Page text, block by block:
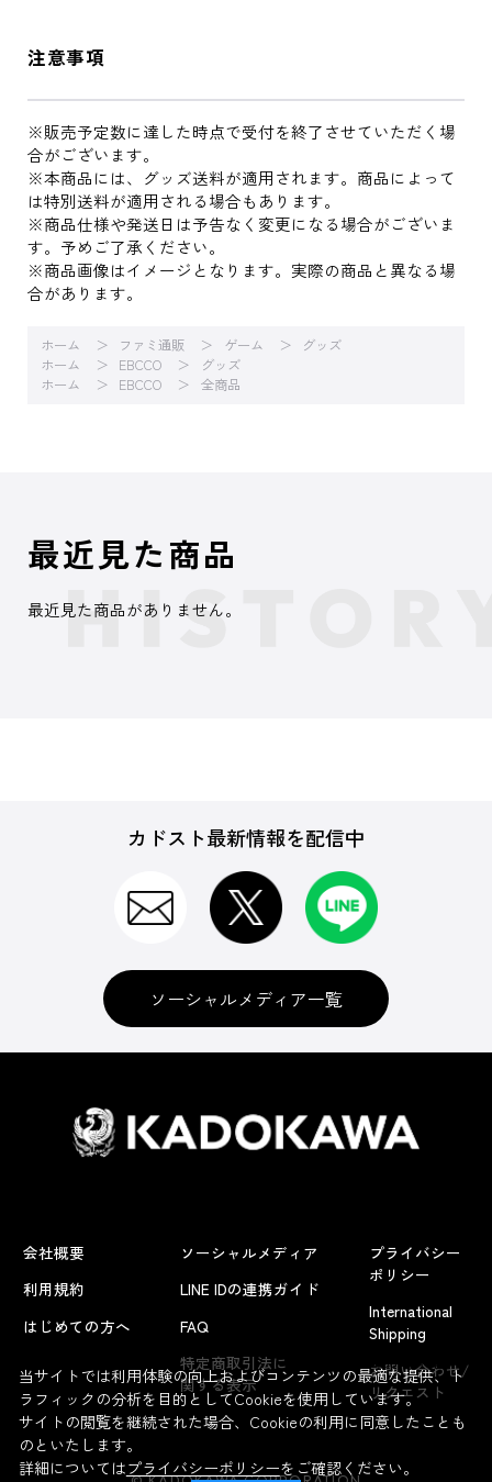
注意事項
※販売予定数に達した時点で受付を終了させていただく場
合がございます。
※本商品には、グッズ送料が適用されます。商品によって
は特別送料が適用される場合もあります。
※商品仕様や発送日は予告なく変更になる場合がございま
す。予めご了承ください。
※商品画像はイメージとなります。実際の商品と異なる場
合があります。
ホーム ファミ通販 ゲーム
グッズ
ホーム
EBCCO
グッズ
ホーム
EBCCO 全商品
よくあるお問い合わせ
最近見た商品
最近見た商品がありません。
カドスト最新情報を配信中
ソーシャルメディア一覧
会社概要
利用規約
はじめての方へ
ソーシャルメディア
LINE IDの連携ガイド
FAQ
特定商取引法に
関する表示
プライバシー
ポリシー
International
Shipping
お問い合わせ/
リクエスト
当サイトでは利用体験の向上およびコンテンツの最適な提供、ト
ラフィックの分析を目的としてCookieを使用しています。
サイトの閲覧を継続された場合、Cookieの利用に同意したことも
のといたします。
詳細についてはプライバシーポリシーをご確認ください。